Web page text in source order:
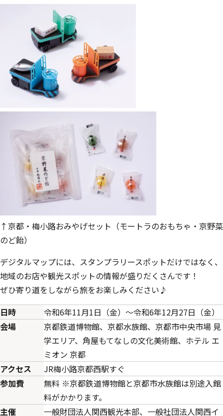
↑京都・梅小路おみやげセット（モートラのおもちゃ・京野菜
のど飴）
デジタルマップには、スタンプラリースポットだけではなく、
地域のお店や観光スポットの情報が盛りだくさんです！
ぜひ寄り道をしながら旅をお楽しみください♪
日時
令和6年11月1日（金）～令和6年12月27日（金）
会場
京都鉄道博物館、京都水族館、京都市中央市場 見
学エリア、角屋もてなしの文化美術館、ホテル エ
ミオン 京都
アクセス
JR梅小路京都西駅すぐ
参加費
無料 ※京都鉄道博物館と京都市水族館は別途入館
料がかかります。
主催
一般財団法人関西観光本部、一般社団法人関西イ